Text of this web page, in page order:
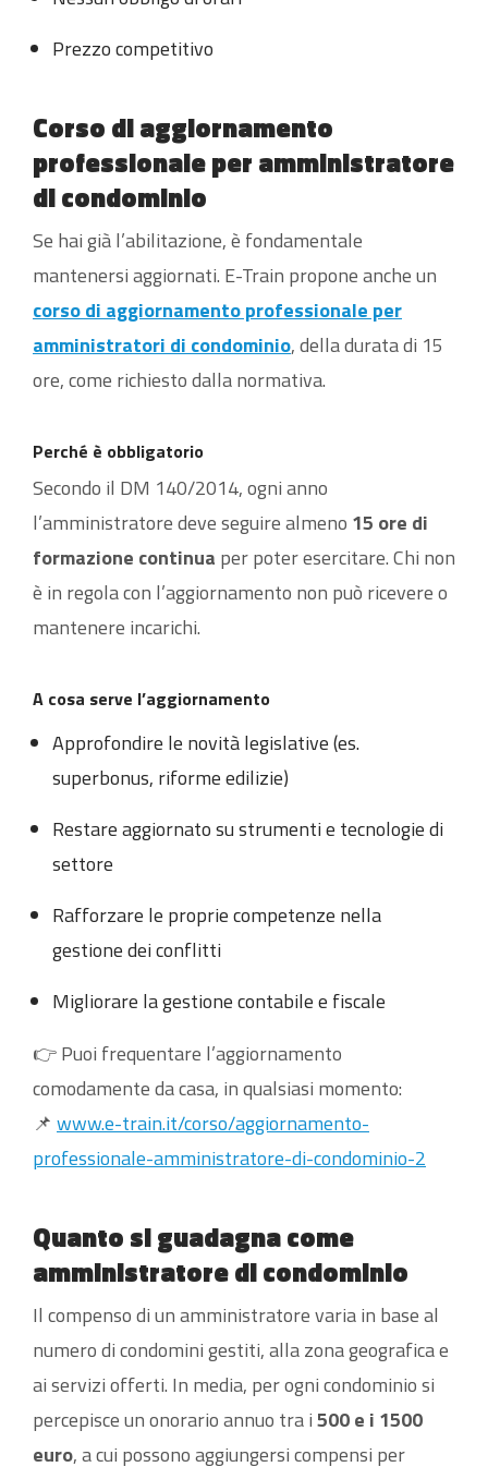
Prezzo competitivo
Corso di aggiornamento
professionale per amministratore
di condominio
Se hai già l’abilitazione, è fondamentale
mantenersi aggiornati. E-Train propone anche un
corso di aggiornamento professionale per
amministratori di condominio, della durata di 15
ore, come richiesto dalla normativa.
Perché è obbligatorio
Secondo il DM 140/2014, ogni anno
l’amministratore deve seguire almeno 15 ore di
formazione continua per poter esercitare. Chi non
è in regola con l’aggiornamento non può ricevere o
mantenere incarichi.
A cosa serve l’aggiornamento
Approfondire le novità legislative (es.
superbonus, riforme edilizie)
Restare aggiornato su strumenti e tecnologie di
settore
Rafforzare le proprie competenze nella
gestione dei conflitti
Migliorare la gestione contabile e fiscale
👉 Puoi frequentare l’aggiornamento
comodamente da casa, in qualsiasi momento:
📌 www.e-train.it/corso/aggiornamento-
professionale-amministratore-di-condominio-2
Quanto si guadagna come
amministratore di condominio
Il compenso di un amministratore varia in base al
numero di condomini gestiti, alla zona geografica e
ai servizi offerti. In media, per ogni condominio si
percepisce un onorario annuo tra i500 e i 1500
euro, a cui possono aggiungersi compensi per